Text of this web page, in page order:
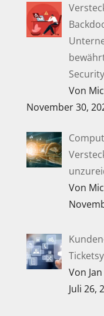
Von
November 30,
Von
Von
Juli 26,